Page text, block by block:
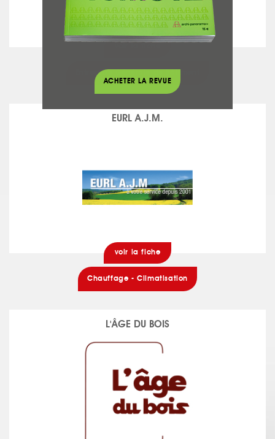
Entreprise Générale de Bâtiment
EURL A.J.M.
voir la fiche
Chauffage - Climatisation
L'ÂGE DU BOIS
ACHETER LA REVUE